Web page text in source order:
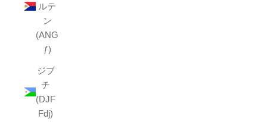
ルテ
ン
(ANG
ƒ)
ジブ
チ
(DJF
Fdj)